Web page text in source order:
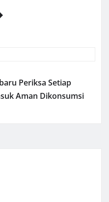
Periksa Setiap
Aman Dikonsumsi